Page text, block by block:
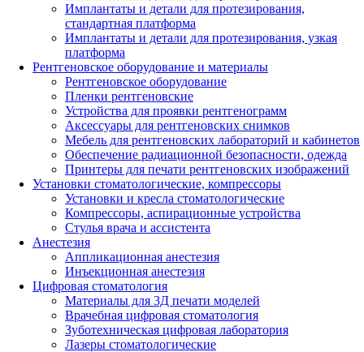
Имплантаты и детали для протезирования,
стандартная платформа
Имплантаты и детали для протезирования, узкая
платформа
Рентгеновское оборудование и материалы
Рентгеновское оборудование
Пленки рентгеновские
Устройства для проявки рентгенограмм
Аксессуары для рентгеновских снимков
Мебель для рентгеновских лабораторий и кабинетов
Обеспечение радиационной безопасности, одежда
Принтеры для печати рентгеновских изображений
Установки стоматологические, компрессоры
Установки и кресла стоматологические
Компрессоры, аспирационные устройства
Стулья врача и ассистента
Анестезия
Аппликационная анестезия
Инъекционная анестезия
Цифровая стоматология
Материалы для 3Д печати моделей
Врачебная цифровая стоматология
Зуботехническая цифровая лаборатория
Лазеры стоматологические